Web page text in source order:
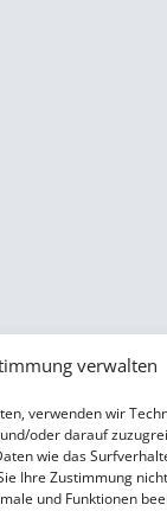
verwalten
verwenden wir
oder darauf
wie das
Ihre Zustimmung
und Funktionen